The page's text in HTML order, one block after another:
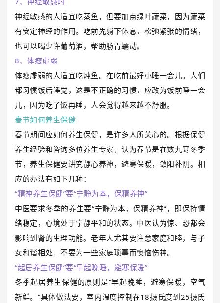
神经敏感的人适宜吃蒸鱼，但要加点绿叶蔬菜，因为蔬菜
有安定神经的作用。吃前先躺下休息，松弛紧张的情绪，
也可以喝少许葡萄酒，帮助肠胃蠕动。
8、体瘦虚弱
体瘦虚弱的人适宜吃炖鱼。在吃前最好小睡一会儿。人们
都习惯饭后睡觉，这是不正确的习惯，应改为饭前睡一会
儿，因为吃了饭再睡，人会觉得越来越不舒服。
春节如何养生保健
春节期间应如何养生保健，是许多人所关心的。根据保健
养生经验和咨询多位养生专家，认为春节是在数九寒冬季
节，养生保健要讲究静心养神，避寒保暖，敛阳补阴。相
应的办法有如下几种：
“精神养生保健”要“宁静为本，保精养神”
中医要求冬季的养生要“宁静为本，保精养神”，即保持情
绪稳定，心境处于宁静平和的状态。中医认为惊、恐都会
影响到肾的生理功能。老年人尤其要注意家庭和睦，与子
女和谐相处，不要为一些家庭琐事而懊恼伤神。
“起居养生保健”要“早起晚睡，避寒保暖”
冬季起居养生保健的原则是“早起晚睡，避寒保暖，空气
新鲜。”具体做法要，室内温度控制在18摄氏度到25摄氏